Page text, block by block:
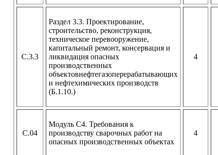
С.3.3
Раздел 3.3. Проектирование,
строительство, реконструкция,
техническое перевооружение,
капитальный ремонт, консервация и
ликвидация опасных
производственных
объектовнефтегазоперерабатывающих
и нефтехимических производств
(Б.1.10.)
4
С.04
Модуль С4. Требования к
производству сварочных работ на
опасных производственных объектах
4